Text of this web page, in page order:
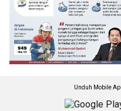
Unduh Mobile